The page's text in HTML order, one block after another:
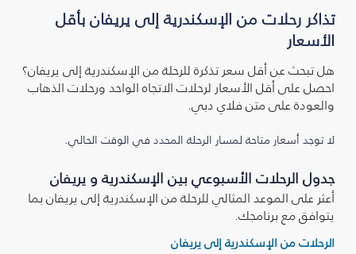
تذاكر رحلات من الإسكندرية إلى يريفان بأقل
الأسعار
هل تبحث عن أقل سعر تذكرة للرحلة من الإسكندرية إلى يريفان؟
احصل على أقل الأسعار لرحلات الاتجاه الواحد ورحلات الذهاب
والعودة على متن فلاي دبي.
لا توجد أسعار متاحة لمسار الرحلة المحدد في الوقت الحالي.
جدول الرحلات الأسبوعي بين الإسكندرية و يريفان
أعثر على الموعد المثالي للرحلة من الإسكندرية إلى يريفان بما
يتوافق مع برنامجك.
الرحلات من الإسكندرية إلى يريفان